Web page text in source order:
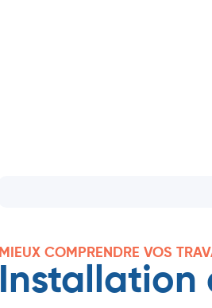
MIEUX COMPRENDRE VOS
Installation